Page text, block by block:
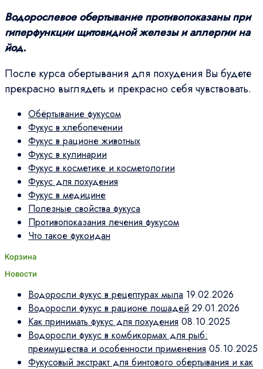
Водорослевое обертывание противопоказаны при
гиперфункции щитовидной железы и аллергии на
йод.
После курса обертывания для похудения Вы будете
прекрасно выглядеть и прекрасно себя чувствовать.
Обёртывание фукусом
Фукус в хлебопечении
Фукус в рационе животных
Фукус в кулинарии
Фукус в косметике и косметологии
Фукус для похудения
Фукус в медицине
Полезные свойства фукуса
Противопоказания лечения фукусом
Что такое фукоидан
Корзина
Новости
Водоросли фукус в рецептурах мыла 19.02.2026
Водоросли фукус в рационе лошадей 29.01.2026
Как принимать фукус для похудения 08.10.2025
Водоросли фукус в комбикормах для рыб:
преимущества и особенности применения 05.10.2025
Фукусовый экстракт для бинтового обертывания и как